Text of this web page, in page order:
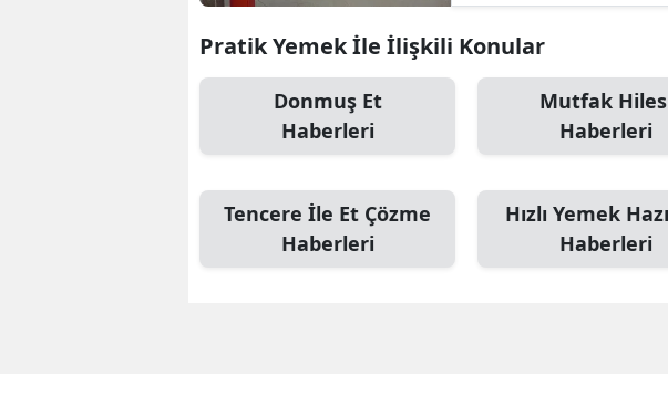
Pratik Yemek İle İlişkili Konular
Donmuş Et
Haberleri
Mutfak
Haberleri
Tencere İle Et Çözme
Haberleri
Hızlı Yemek
Haberleri